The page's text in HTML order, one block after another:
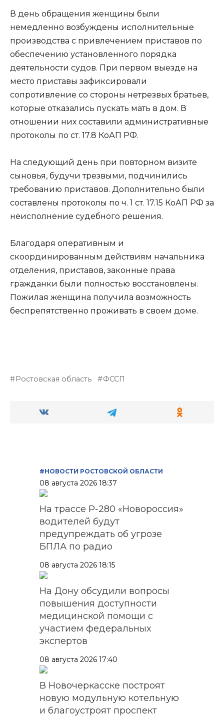
В день обращения женщины были
немедленно возбуждены исполнительные
производства с привлечением приставов по
обеспечению установленного порядка
деятельности судов. При первом выезде на
место приставы зафиксировали
сопротивление со стороны нетрезвых братьев,
которые отказались пускать мать в дом. В
отношении них составили административные
протоколы по ст. 17.8 КоАП РФ.
На следующий день при повторном визите
сыновья, будучи трезвыми, подчинились
требованию приставов. Дополнительно были
составлены протоколы по ч. 1 ст. 17.15 КоАП РФ за
неисполнение судебного решения.
Благодаря оперативным и
скоординированным действиям начальника
отделения, приставов, законные права
гражданки были полностью восстановлены.
Пожилая женщина получила возможность
беспрепятственно проживать в своем доме.
Ростовская область ФССП
#НОВОСТИ РОСТОВСКОЙ ОБЛАСТИ
08 августа 2026 18:37
На трассе Р-280 «Новороссия»
водителей будут
предупреждать об угрозе
БПЛА по радио
08 августа 2026 18:15
На Дону обсудили вопросы
повышения доступности
медицинской помощи с
участием федеральных
экспертов
08 августа 2026 17:40
В Новочеркасске построят
новую модульную котельную
и благоустроят проспект